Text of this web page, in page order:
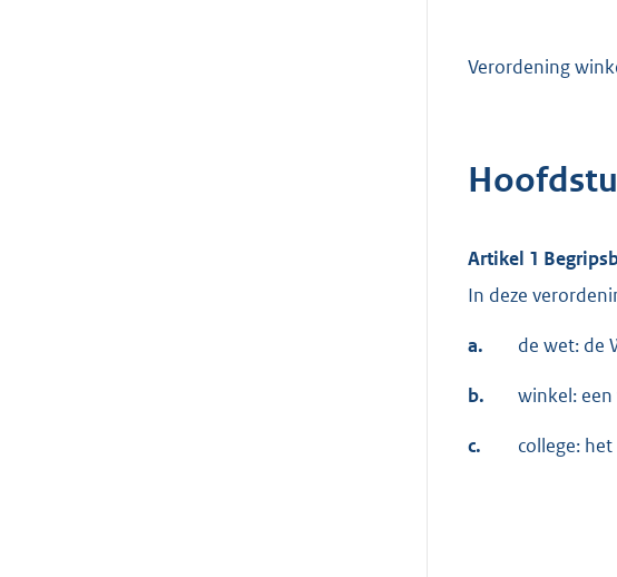
Verordening
Artikel 1
In deze
a. de wet: de
b. winkel:
c. college: